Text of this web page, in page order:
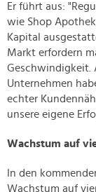
Er führt aus:
wie Shop
Kapital
Markt erfordern
Geschwindigkeit.
Unternehmen
echter
unsere eigene
Wachstum auf
In den
Wachstum auf